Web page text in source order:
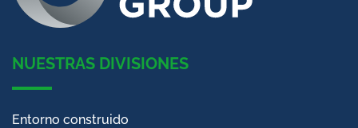
NUESTRAS DIVISIONES
Entorno construido